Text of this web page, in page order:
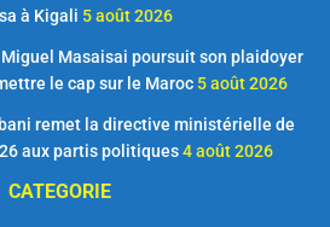
à Kigali 5 août 2026
Miguel Masaisai poursuit son plaidoyer
le cap sur le Maroc 5 août 2026
remet la directive ministérielle de
aux partis politiques 4 août 2026
CATEGORIE